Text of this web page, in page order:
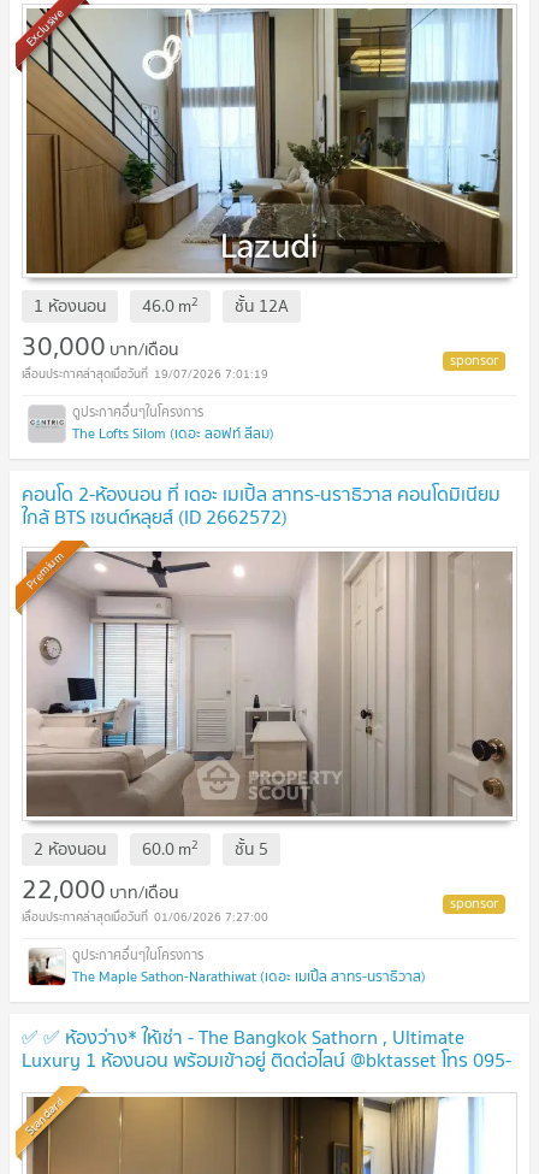
Exclusive
1 ห้องนอน 46.0m2 ชั้น 12A
30,000 บาท/เดือน
19/07/2026 7:01:19
The Lofts Silom (เดอะ ลอฟท์ สีลม)
คอนโด 2-ห้องนอน ที่ เดอะ เมเปิ้ล สาทร-นราธิวาส คอนโดมิเนียม
ใกล้ BTS เซนต์หลุยส์ (ID 2662572)
Premium
2 ห้องนอน 60.0m2 ชั้น 5
22,000 บาท/เดือน
01/06/2026 7:27:00
The Maple Sathon-Narathiwat (เดอะ เมเปิ้ล สาทร-นราธิวาส)
✅ ✅ ห้องว่าง* ให้เช่า - The Bangkok Sathorn , Ultimate
Luxury 1 ห้องนอน พร้อมเข้าอยู่ ติดต่อไลน์ @bktasset โทร 095-
325-8928
Standard